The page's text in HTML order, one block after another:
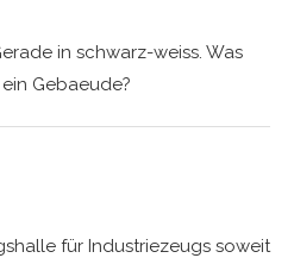
in schwarz-weiss. Was
Gebaeude?
für Industriezeugs soweit